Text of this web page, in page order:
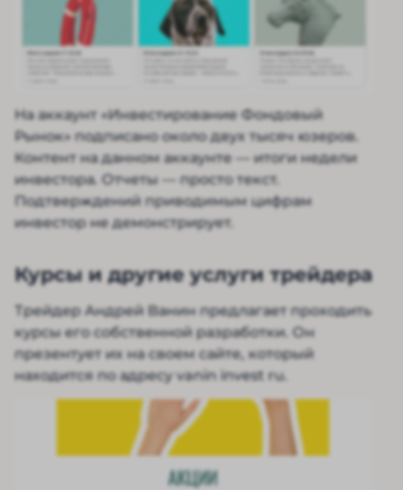
На аккаунт «Инвестирование Фондовый
Рынок» подписано около двух тысяч юзеров.
Контент на данном аккаунте — итоги недели
инвестора. Отчеты — просто текст.
Подтверждений приводимым цифрам
инвестор не демонстрирует.
Курсы и другие услуги трейдера
Трейдер Андрей Ванин предлагает проходить
курсы его собственной разработки. Он
презентует их на своем сайте, который
находится по адресу vanin invest ru.